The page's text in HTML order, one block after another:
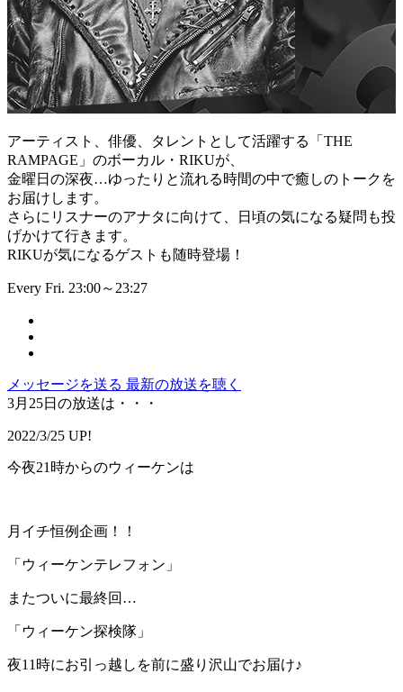
アーティスト、俳優、タレントとして活躍する「THE
RAMPAGE」のボーカル・RIKUが、
金曜日の深夜…ゆったりと流れる時間の中で癒しのトークを
お届けします。
さらにリスナーのアナタに向けて、日頃の気になる疑問も投
げかけて行きます。
RIKUが気になるゲストも随時登場！
Every Fri. 23:00～23:27
メッセージを送る 最新の放送を聴く
3月25日の放送は・・・
2022/3/25 UP!
今夜21時からのウィーケンは
月イチ恒例企画！！
「ウィーケンテレフォン」
またついに最終回…
「ウィーケン探検隊」
夜11時にお引っ越しを前に盛り沢山でお届け♪